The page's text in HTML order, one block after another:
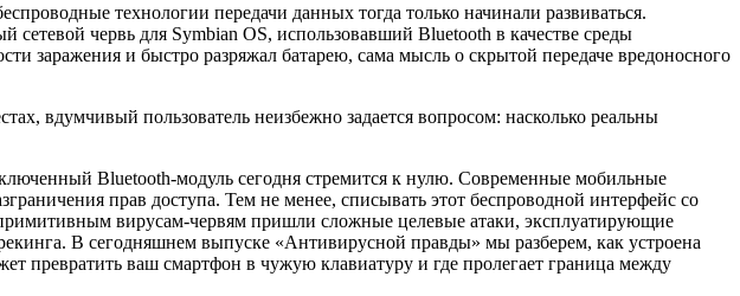
технологии передачи данных тогда только начинали развиваться.
червь для Symbian OS, использовавший Bluetooth в качестве среды
заражения и быстро разряжал батарею, сама мысль о скрытой передаче вредоносного
вдумчивый пользователь неизбежно задается вопросом: насколько реальны
Bluetooth-модуль сегодня стремится к нулю. Современные мобильные
прав доступа. Тем не менее, списывать этот беспроводной интерфейс со
вирусам-червям пришли сложные целевые атаки, эксплуатирующие
В сегодняшнем выпуске «Антивирусной правды» мы разберем, как устроена
превратить ваш смартфон в чужую клавиатуру и где пролегает граница между